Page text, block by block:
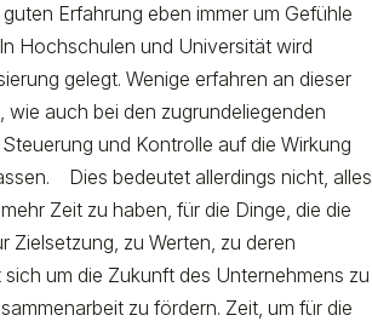
Erfahrung eben immer um Gefühle
Hochschulen und Universität wird
gelegt. Wenige erfahren an dieser
wie auch bei den zugrundeliegenden
und Kontrolle auf die Wirkung
Dies bedeutet allerdings nicht, alles
Zeit zu haben, für die Dinge, die die
Zielsetzung, zu Werten, zu deren
um die Zukunft des Unternehmens zu
zu fördern. Zeit, um für die